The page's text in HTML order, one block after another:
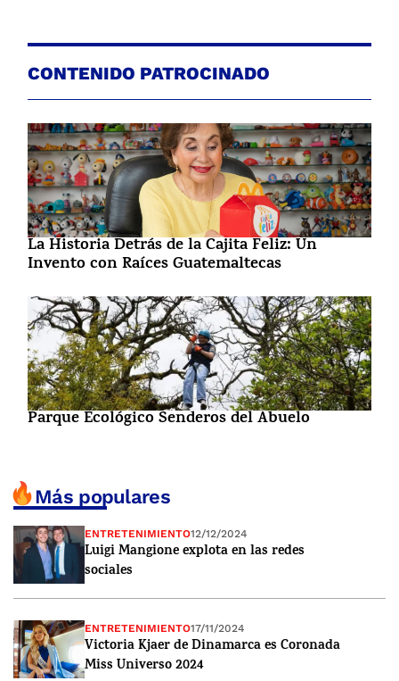
CONTENIDO PATROCINADO
La Historia Detrás de la Cajita Feliz: Un
Invento con Raíces Guatemaltecas
Parque Ecológico Senderos del Abuelo
Más populares
ENTRETENIMIENTO12/12/2024
Luigi Mangione explota en las redes
sociales
ENTRETENIMIENTO17/11/2024
Victoria Kjaer de Dinamarca es Coronada
Miss Universo 2024